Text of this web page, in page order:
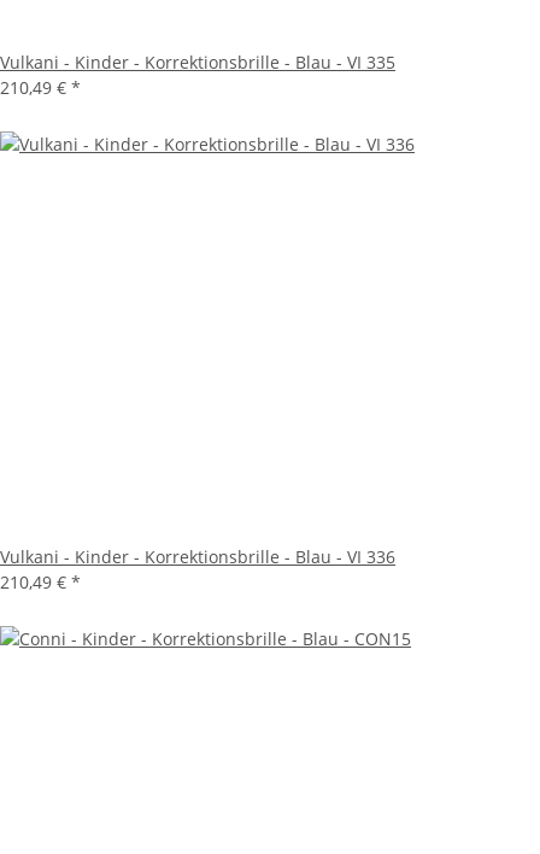
Vulkani - Kinder - Korrektionsbrille - Blau - VI 335
210,49 € *
Vulkani - Kinder - Korrektionsbrille - Blau - VI 336
210,49 € *